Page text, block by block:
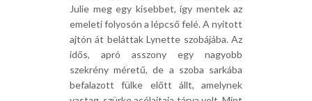
Julie meg egy kisebbet, így mentek az
emeleti folyosón a lépcső felé. A nyitott
ajtón át beláttak Lynette szobájába. Az
idős, apró asszony egy nagyobb
szekrény méretű, de a szoba sarkába
befalazott fülke előtt állt, amelynek